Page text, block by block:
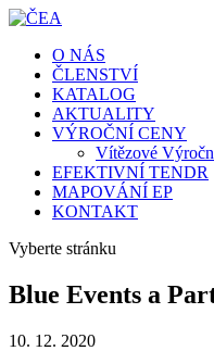
O NÁS
ČLENSTVÍ
KATALOG
AKTUALITY
VÝROČNÍ CENY
Vítězové
EFEKTIVNÍ TENDR
MAPOVÁNÍ EP
KONTAKT
Vyberte stránku
Blue Events a
10. 12. 2020